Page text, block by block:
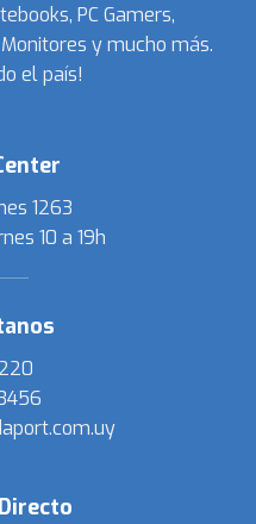
PC Gamers,
y mucho más.
el país!
1263
10 a 19h